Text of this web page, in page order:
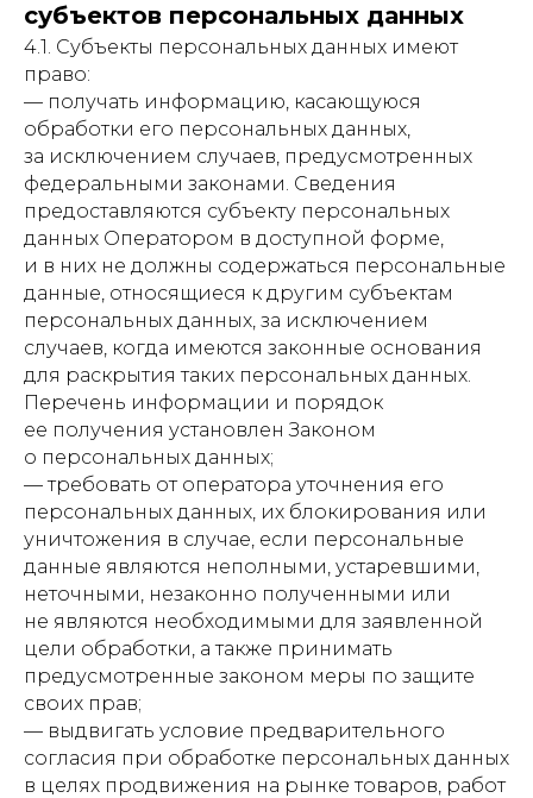
субъектов персональных данных
4.1. Субъекты персональных данных имеют
право:
— получать информацию, касающуюся
обработки его персональных данных,
за исключением случаев, предусмотренных
федеральными законами. Сведения
предоставляются субъекту персональных
данных Оператором в доступной форме,
и в них не должны содержаться персональные
данные, относящиеся к другим субъектам
персональных данных, за исключением
случаев, когда имеются законные основания
для раскрытия таких персональных данных.
Перечень информации и порядок
ее получения установлен Законом
о персональных данных;
— требовать от оператора уточнения его
персональных данных, их блокирования или
уничтожения в случае, если персональные
данные являются неполными, устаревшими,
неточными, незаконно полученными или
не являются необходимыми для заявленной
цели обработки, а также принимать
предусмотренные законом меры по защите
своих прав;
— выдвигать условие предварительного
согласия при обработке персональных данных
в целях продвижения на рынке товаров, работ